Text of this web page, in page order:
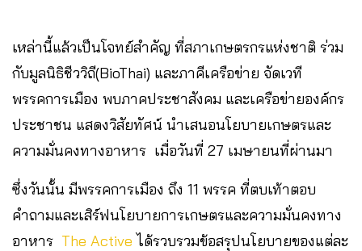
เหล่านี้แล้วเป็นโจทย์สำคัญ ที่สภาเกษตรกรแห่งชาติ ร่วม
กับมูลนิธิชีววิถี(BioThai) และภาคีเครือข่าย จัดเวที
พรรคการเมือง พบภาคประชาสังคม และเครือข่ายองค์กร
ประชาชน แสดงวิสัยทัศน์ นำเสนอนโยบายเกษตรและ
ความมั่นคงทางอาหาร เมื่อวันที่ 27 เมษายนที่ผ่านมา
ซึ่งวันนั้น มีพรรคการเมือง ถึง 11 พรรค ที่ตบเท้าตอบ
คำถามและเสิร์ฟนโยบายการเกษตรและความมั่นคงทาง
อาหาร The Active ได้รวบรวมข้อสรุปนโยบายของแต่ละ